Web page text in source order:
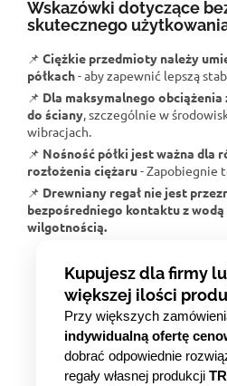
Wskazówki dotyczące
skutecznego
📌 Ciężkie przedmioty należy
półkach- aby zapewnić lepszą
📌 Dla maksymalnego
do ściany , szczególnie w
wibracjach.
📌 Nośność półki jest ważna dla
rozłożenia ciężaru- Zapobiegnie
📌 Drewniany regał nie jest
bezpośredniego kontaktu z
wilgotnością.
Kupujesz dla firmy
większej ilości
Przy większych
indywidualną ofertę
dobrać odpowiednie
regały własnej produkcji